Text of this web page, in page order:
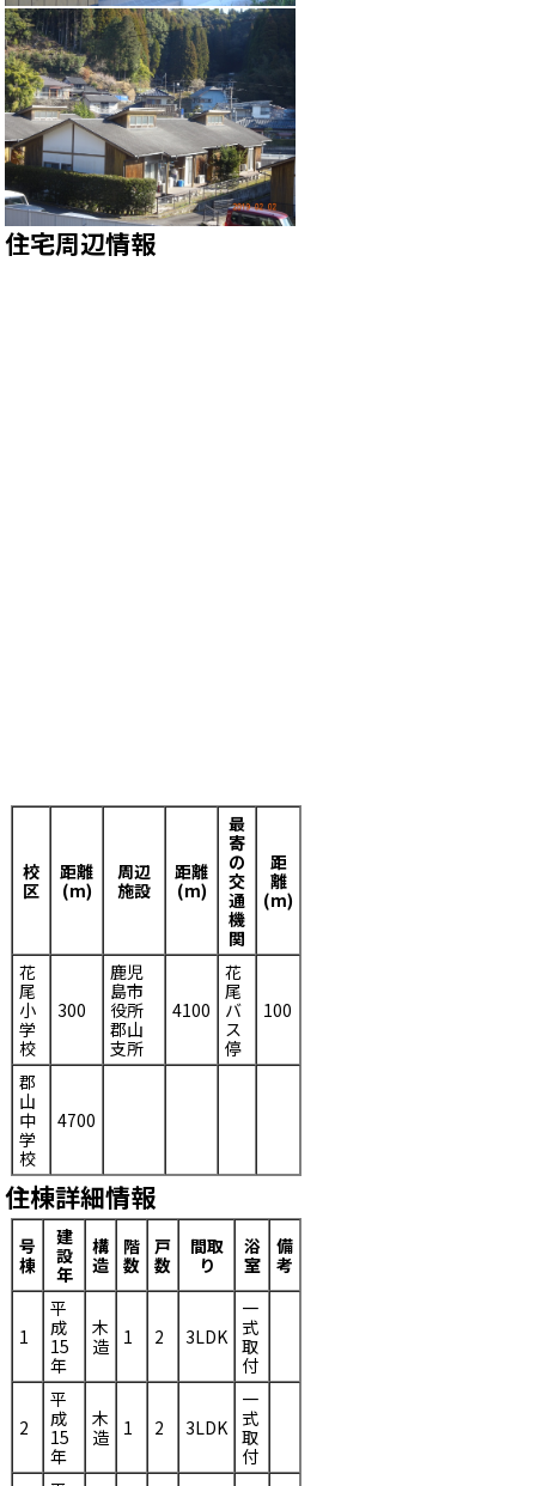
住宅周辺情報
校
区
距離
(m)
周辺
施設
距離
(m)
最
寄
の
交
通
機
関
距
離
(m)
花
尾
小
学
校
300
鹿児
島市
役所
郡山
支所
4100
花
尾
バ
ス
停
100
郡
山
中
学
校
4700
住棟詳細情報
号
棟
建
設
年
構
造
階
数
戸
数
間取
り
浴
室
備
考
1
平
成
15
年
木
造
1 2 3LDK
一
式
取
付
2
平
成
15
年
木
造
1 2 3LDK
一
式
取
付